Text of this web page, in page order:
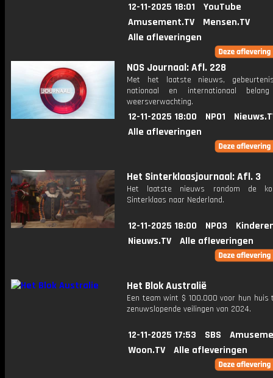
12-11-2025 18:01
YouTube
Amusement.TV
Mensen.TV
Alle afleveringen
NOS Journaal: Afl. 228
Met het laatste nieuws,
nationaal en internationaal
weersverwachting.
12-11-2025 18:00 NPO1
Alle afleveringen
Het Sinterklaasjournaal: Afl. 3
Het laatste nieuws rondom de
Sinterklaas naar Nederland.
12-11-2025 18:00 NPO3
Nieuws.TV
Alle afleveringen
Het Blok Australië
Een team wint $ 100.000 voor hun huis
zenuwslopende veilingen van 2024.
12-11-2025 17:53 SBS
Woon.TV
Alle afleveringen